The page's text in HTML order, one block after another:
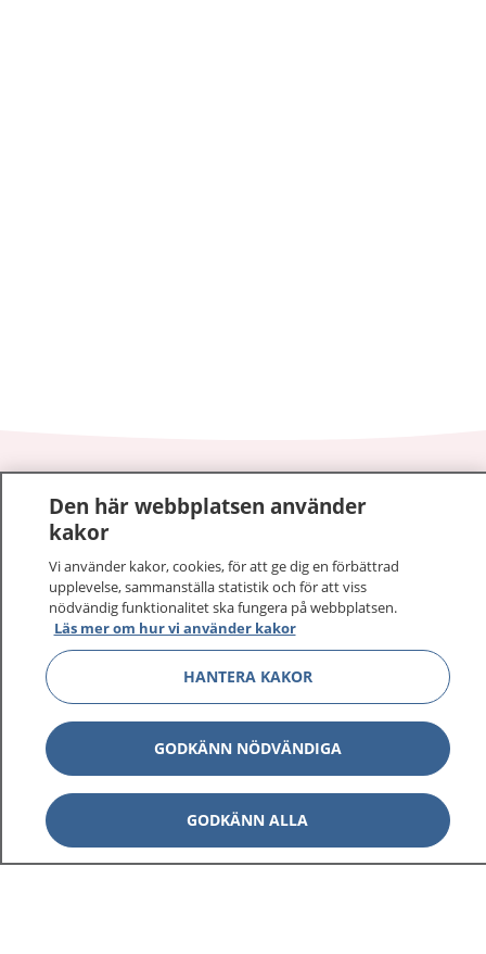
På 1177.se får du råd om hälsa och information om
sjukdomar och vilka mottagningar du kan kontakta.
Logga in för att läsa din journal och göra dina
vårdärenden. Ring telefonnummer 1177 för
sjukvårdsrådgivning dygnet runt.
1177 ger dig råd när du vill må bättre.
1177 på flera språk Visa
Visa
Den här webbplatsen använder
kakor
Vi använder kakor, cookies, för att ge dig en förbättrad
upplevelse, sammanställa statistik och för att viss
nödvändig funktionalitet ska fungera på webbplatsen.
Läs mer om hur vi använder kakor
HANTERA KAKOR
GODKÄNN NÖDVÄNDIGA
GODKÄNN ALLA